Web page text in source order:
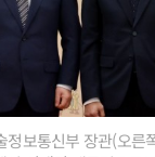
정보통신부 장관(오른